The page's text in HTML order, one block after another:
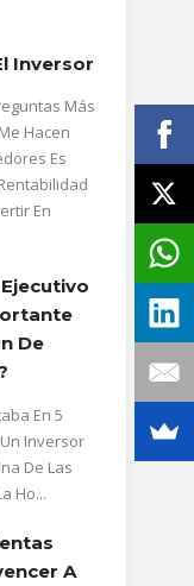
Inversor
Más
Hacen
Es
En
De
En 5
Inversor
De Las
Ho...
A